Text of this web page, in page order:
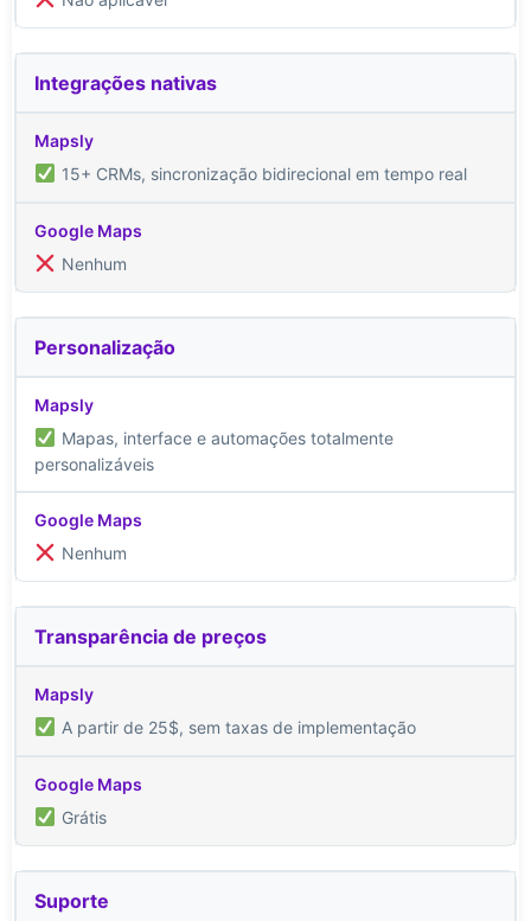
Integrações nativas
15+ CRMs, sincronização bidirecional em tempo real
Nenhum
Personalização
Mapas, interface e automações totalmente
personalizáveis
Nenhum
Transparência de preços
A partir de 25$, sem taxas de implementação
Grátis
Suporte